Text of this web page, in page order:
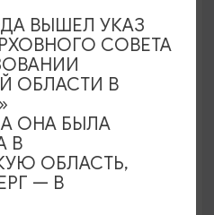
острове Канта
ВЫШЕЛ УКАЗ
СОВЕТА
ОБЛАСТИ В
ОНА БЫЛА
В
ОБЛАСТЬ,
— В